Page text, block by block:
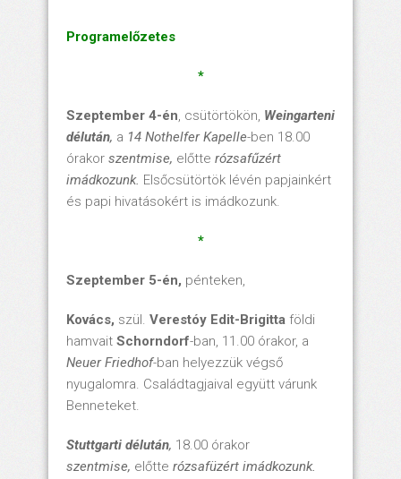
Programelőzetes
*
Szeptember 4-én, csütörtökön, Weingarteni
délután, a 14 Nothelfer Kapelle-ben 18.00
órakor szentmise, előtte rózsafűzért
imádkozunk. Elsőcsütörtök lévén papjainkért
és papi hivatásokért is imádkozunk.
*
Szeptember 5-én, pénteken,
Kovács, szül. Verestóy Edit-Brigitta földi
hamvait Schorndorf-ban, 11.00 órakor, a
Neuer Friedhof-ban helyezzük végső
nyugalomra. Családtagjaival együtt várunk
Benneteket.
Stuttgarti délután, 18.00 órakor
szentmise, előtte rózsafüzért imádkozunk.